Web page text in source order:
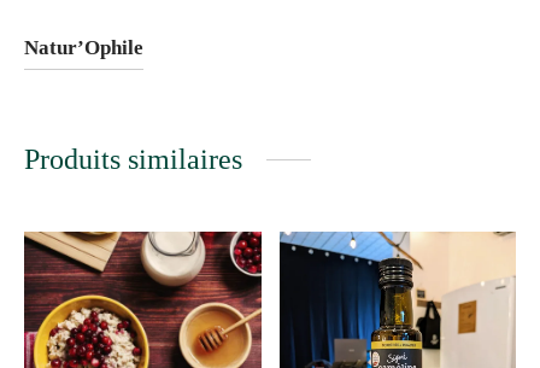
Natur’Ophile
Produits similaires